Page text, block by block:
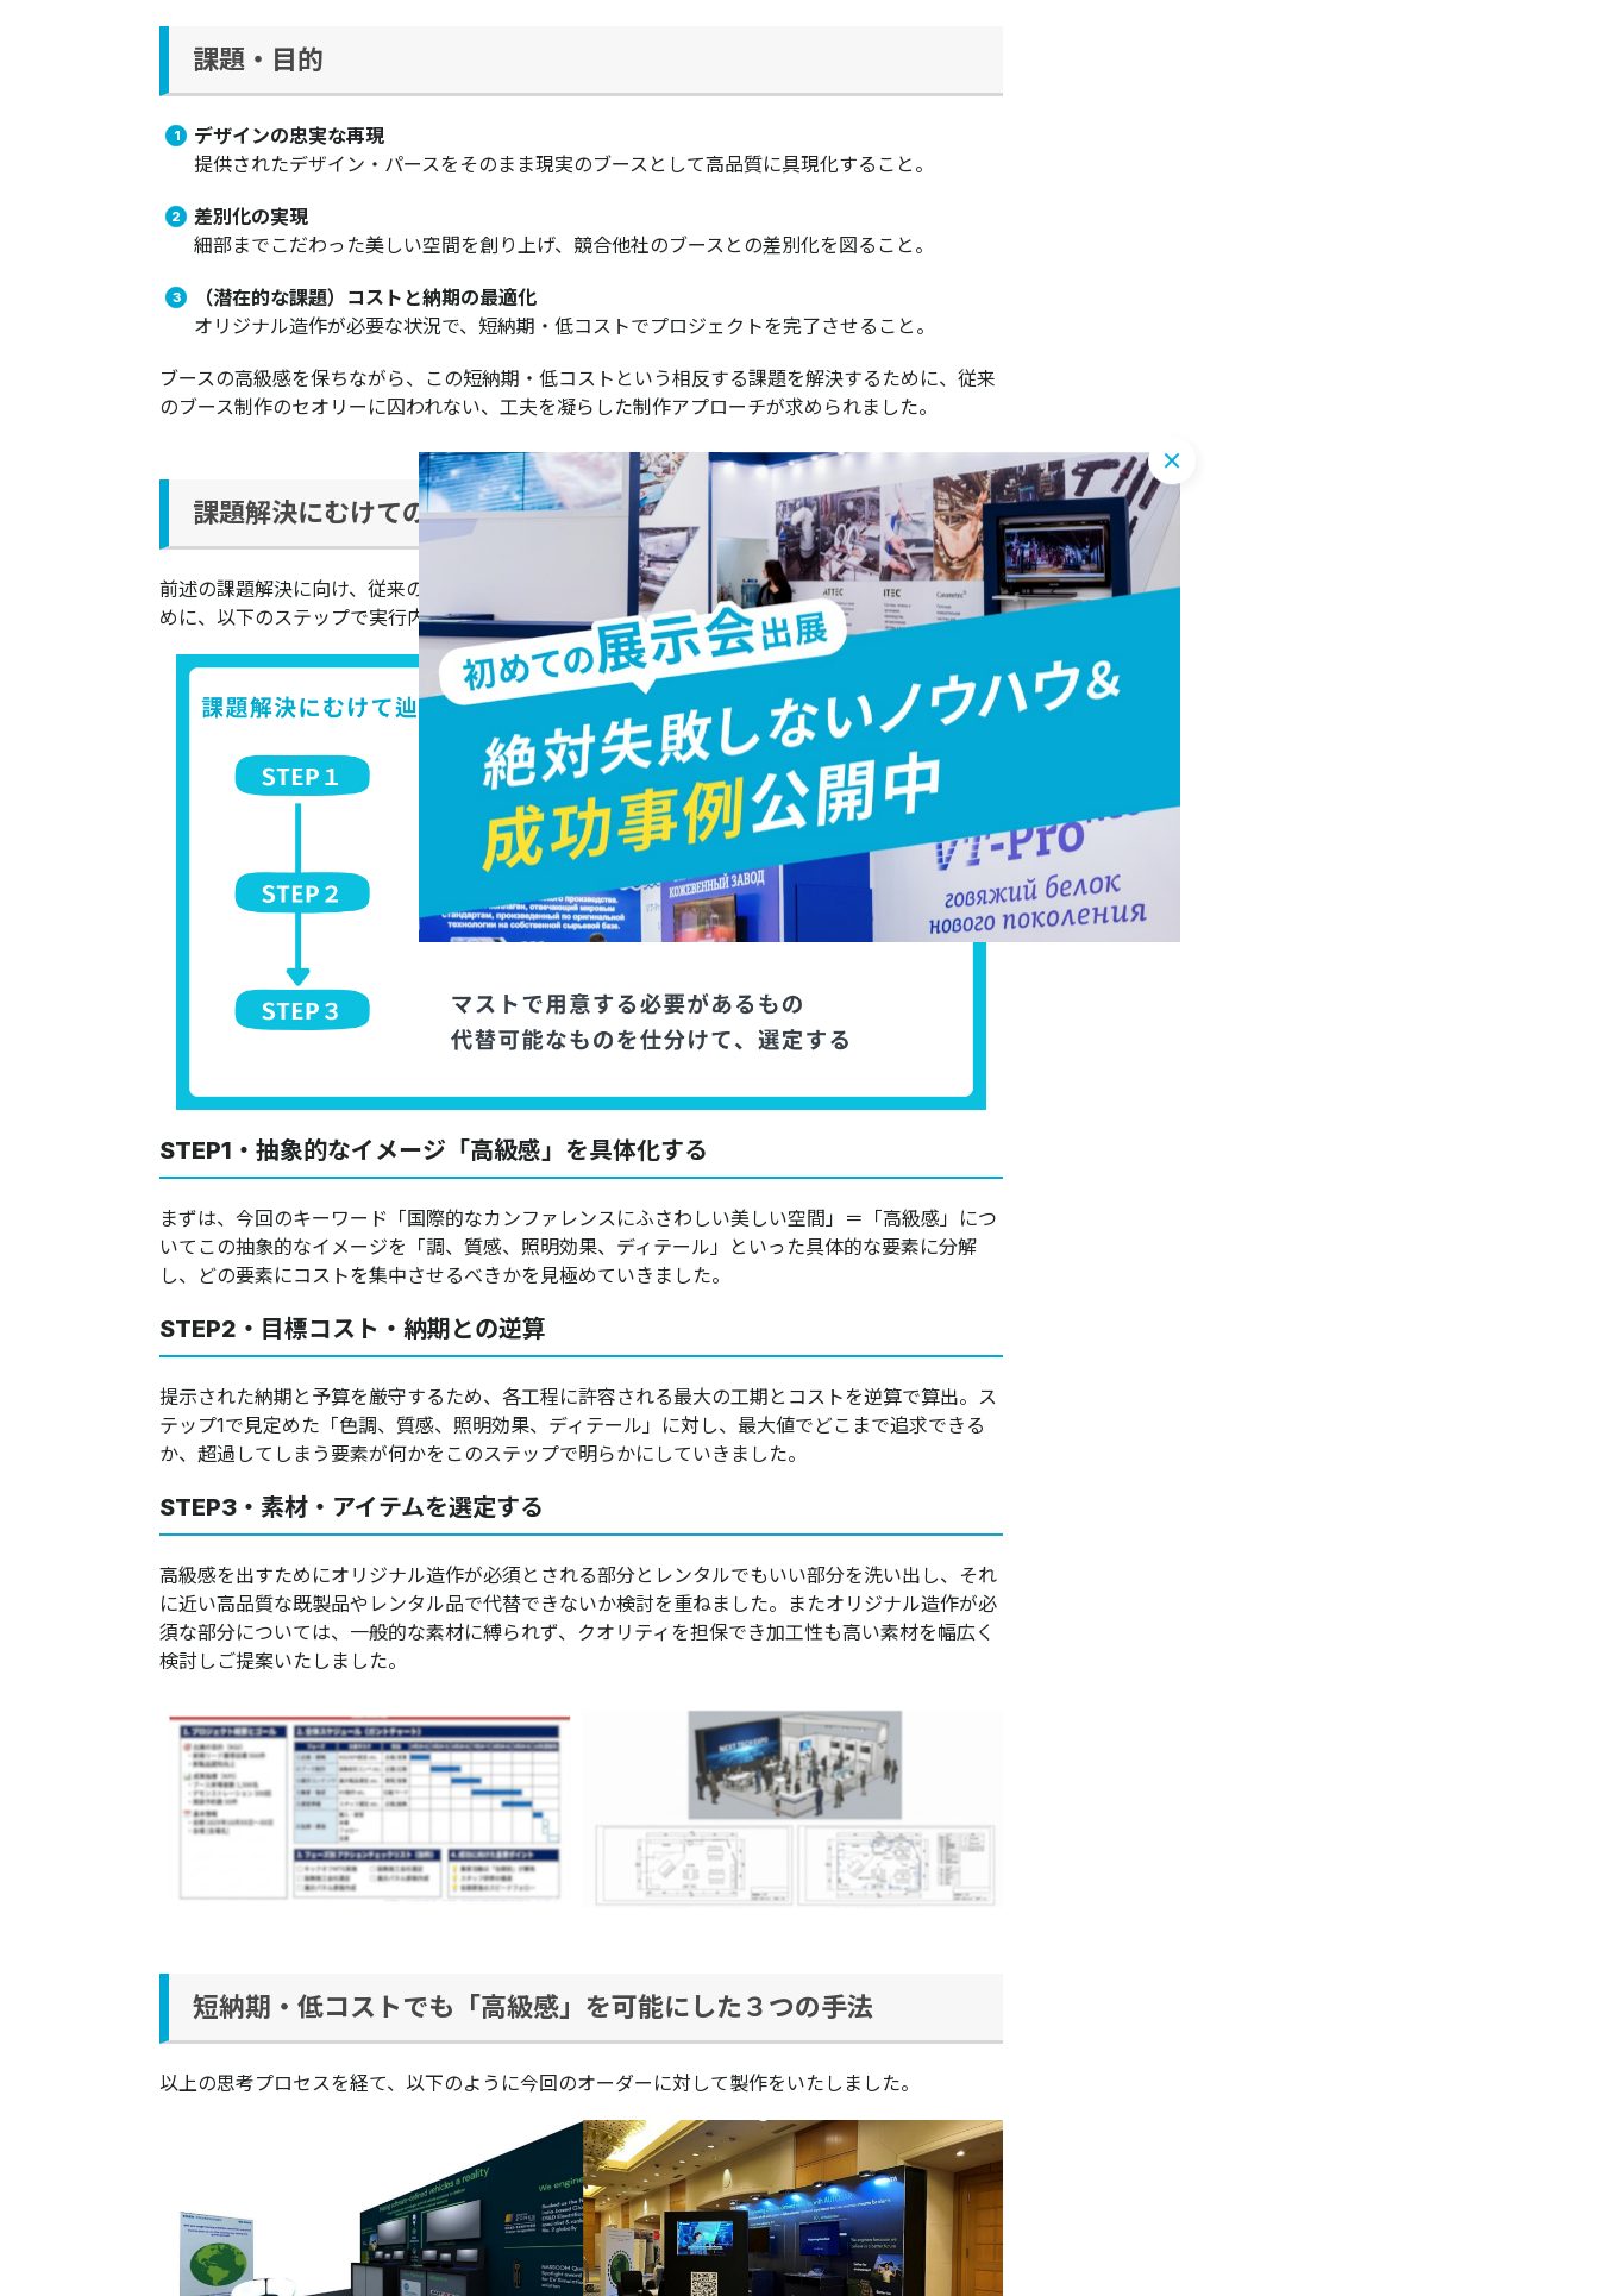
課題・目的
デザインの忠実な再現
提供されたデザイン・パースをそのまま現実のブースとして高品質に具現化すること。
差別化の実現
細部までこだわった美しい空間を創り上げ、競合他社のブースとの差別化を図ること。
（潜在的な課題）コストと納期の最適化
オリジナル造作が必要な状況で、短納期・低コストでプロジェクトを完了させること。
ブースの高級感を保ちながら、この短納期・低コストという相反する課題を解決するために、従来
のブース制作のセオリーに囚われない、工夫を凝らした制作アプローチが求められました。
課題解決にむけての思考プロセス​​​​​​​
前述の課題解決に向け、従来の制作手法に囚われず、品質を落とさずにコストと工期を圧縮するた
めに、以下のステップで実行内容を定めていきました。
STEP1・抽象的なイメージ「高級感」を具体化する
​​​​​​​​​​​​​​まずは、今回のキーワード「国際的なカンファレンスにふさわしい美しい空間」＝「高級感」につ
いてこの抽象的なイメージを「調、質感、照明効果、ディテール」といった具体的な要素に分解
し、どの要素にコストを集中させるべきかを見極めていきました。
STEP2・目標コスト・納期との逆算
提示された納期と予算を厳守するため、各工程に許容される最大の工期とコストを逆算で算出。ス
テップ1で見定めた「色調、質感、照明効果、ディテール」に対し、最大値でどこまで追求できる
か、超過してしまう要素が何かをこのステップで明らかにしていきました。
STEP3・素材・アイテムを選定する
高級感を出すためにオリジナル造作が必須とされる部分とレンタルでもいい部分を洗い出し、それ
に近い高品質な既製品やレンタル品で代替できないか検討を重ねました。またオリジナル造作が必
須な部分については、一般的な素材に縛られず、クオリティを担保でき加工性も高い素材を幅広く
検討しご提案いたしました。
短納期・低コストでも「高級感」を可能にした３つの手法
以上の思考プロセスを経て、以下のように今回のオーダーに対して製作をいたしました。​​​​​​​